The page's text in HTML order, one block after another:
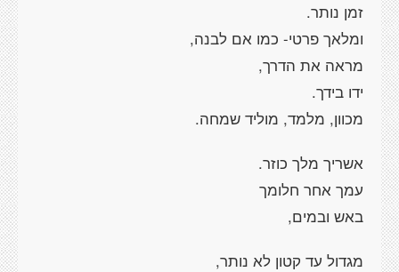
זמן נותר.
ומלאך פרטי- כמו אם לבנה,
מראה את הדרך,
ידו בידך.
מכוון, מלמד, מוליד שמחה.
אשריך מלך כוזר.
עמך אחר חלומך
באש ובמים,
מגדול עד קטון לא נותר,